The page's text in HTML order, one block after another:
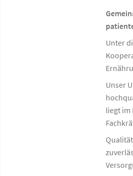
Unter
Unser
liegt im